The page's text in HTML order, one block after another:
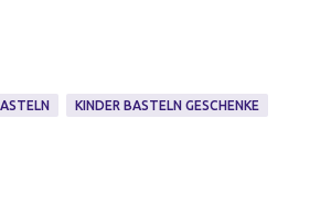
KINDER BASTELN GESCHENKE